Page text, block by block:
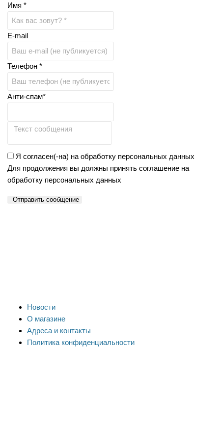
Имя *
E-mail
Телефон *
Анти-спам*
Я согласен(-на) на обработку персональных данных
Для продолжения вы должны принять соглашение на
обработку персональных данных
Отправить сообщение
Новости
О магазине
Адреса и контакты
Политика конфиденциальности